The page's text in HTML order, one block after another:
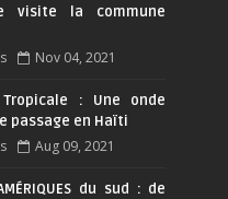
visite la commune
Nov 04, 2021
: Une onde
passage en Haïti
Aug 09, 2021
du sud : de